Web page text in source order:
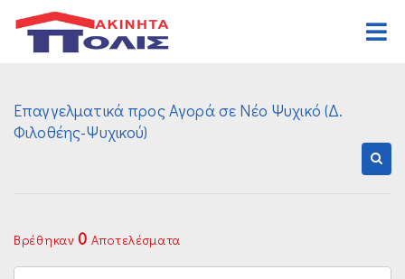
Αγορά
Οικοπέδων
Διαφόρων Ακινήτων
Επαγγελματικών
Οικοπέδων
Οργανισμός
Επαγγελματικά προς Αγορά σε Νέο Ψυχικό (Δ.
Φιλοθέης-Ψυχικού)
Βρέθηκαν0 Αποτελέσματα